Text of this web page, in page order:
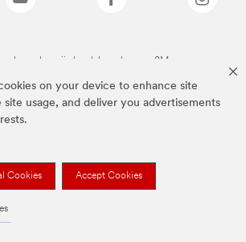
on your device to enhance site
site usage, and deliver you advertisements
Cookies Accept Cookies
merken zijn handelsmerken van 3M.we